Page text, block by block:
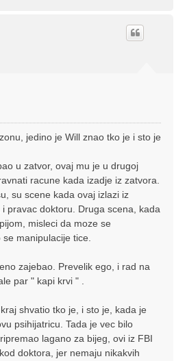
jedino je Will znao tko je i sto je
u zatvor, ovaj mu je u drugoj
racune kada izadje iz zatvora.
su scene kada ovaj izlazi iz
pravac doktoru. Druga scena, kada
misleci da moze se
manipulacije tice.
zajebao. Prevelik ego, i rad na
par " kapi krvi " .
shvatio tko je, i sto je, kada je
psihijatricu. Tada je vec bilo
lagano za bijeg, ovi iz FBI
doktora, jer nemaju nikakvih